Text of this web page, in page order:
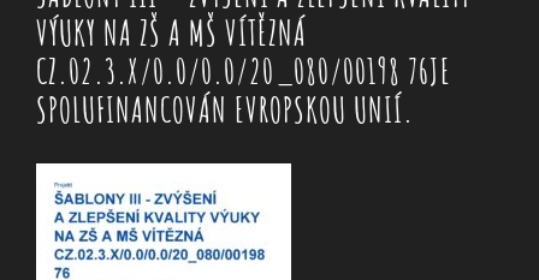
VÝUKY NA ZŠ A MŠ VÍTĚZNÁ
CZ.02.3.X/0.0/0.0/20_080/00198 76JE
SPOLUFINANCOVÁN EVROPSKOU UNIÍ.